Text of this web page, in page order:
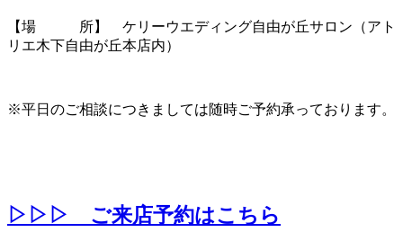
【場 所】 ケリーウエディング自由が丘サロン（アト
リエ木下自由が丘本店内）
※平日のご相談につきましては随時ご予約承っております。
▷▷▷ ご来店予約はこちら